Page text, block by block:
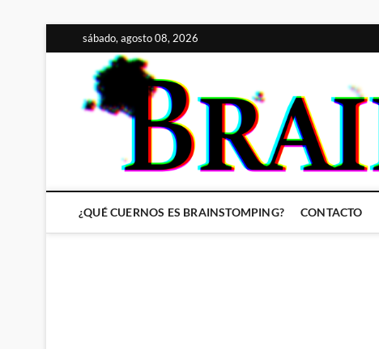
al
contenido
sábado, agosto 08, 2026
¿QUÉ CUERNOS ES BRAINSTOMPING? CONTACTO